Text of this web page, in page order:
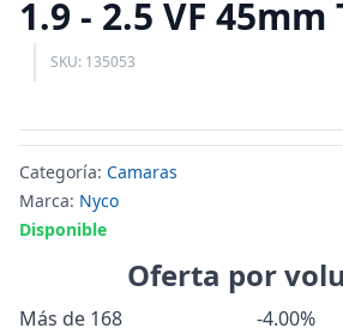
1.9 - 2.5 VF 45mm
SKU: 135053
Categoría: Camaras
Marca: Nyco
Disponible
Oferta por
Más de 168 -4.00%